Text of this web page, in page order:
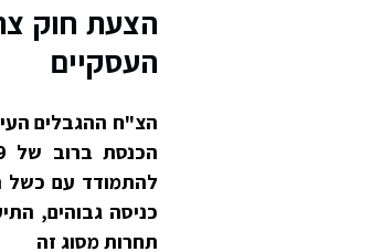
הצעת חוק
העסקיים
להתמודד עם כשל
כניסה גבוהים,
תחרות מסוג זה